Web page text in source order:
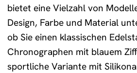
bietet eine Vielzahl von
Design, Farbe und Material
ob Sie einen klassischen
Chronographen mit blauem
sportliche Variante mit